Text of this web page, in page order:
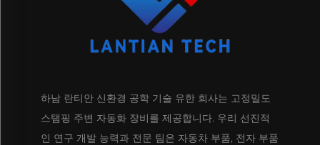
하남 란티안 신환경 공학 기술 유한 회사는 고정밀도
스탬핑 주변 자동화 장비를 제공합니다. 우리 선진적
인 연구 개발 능력과 전문 팀은 자동차 부품, 전자 부품